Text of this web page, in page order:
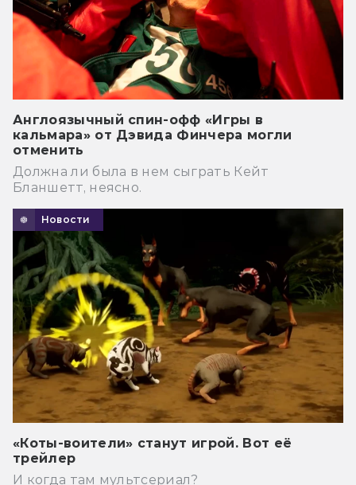
Англоязычный спин-офф «Игры в
кальмара» от Дэвида Финчера могли
отменить
Должна ли была в нем сыграть Кейт
Бланшетт, неясно.
Новости
«Коты-воители» станут игрой. Вот её
трейлер
И когда там мультсериал?